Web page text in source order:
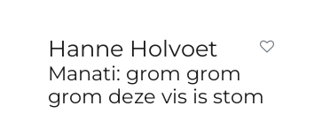
Hanne Holvoet
Manati: grom grom
grom deze vis is stom